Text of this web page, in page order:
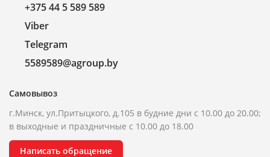
+375 44 5 589 589
Viber
Telegram
5589589@agroup.by
Самовывоз
г.Минск, ул.Притыцкого, д.105 в будние дни с 10.00 до 20.00;
в выходные и праздничные с 10.00 до 18.00
Написать обращение